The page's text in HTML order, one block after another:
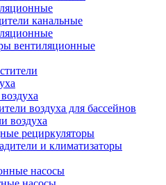
канальные
вентиляционные
воздуха для бассейнов
воздуха
рециркуляторы
и климатизаторы
насосы